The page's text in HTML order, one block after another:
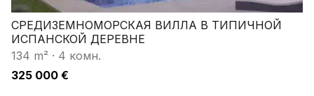
СРЕДИЗЕМНОМОРСКАЯ ВИЛЛА В ТИПИЧНОЙ
ИСПАНСКОЙ ДЕРЕВНЕ
134 m² · 4 комн.
325 000 €